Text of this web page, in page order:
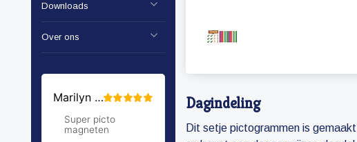
Downloads
Over ons
Dagindeling
Dit setje pictogrammen is